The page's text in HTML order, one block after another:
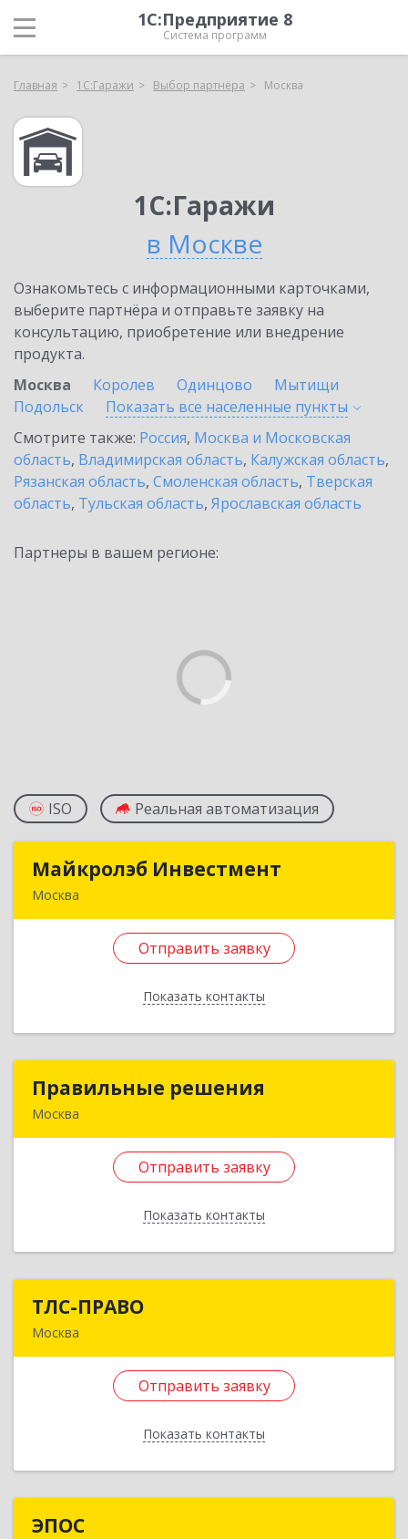
1С:Предприятие 8
Система программ
Главная 1С:Гаражи Выбор партнёра Москва
1С:Гаражи
в Москве
Ознакомьтесь с информационными карточками,
выберите партнёра и отправьте заявку на
консультацию, приобретение или внедрение
продукта.
Москва
Королев Одинцово
Мытищи
Подольск
Показать все населенные пункты
Смотрите также: Россия, Москва и Московская
область, Владимирская область, Калужская область,
Рязанская область, Смоленская область, Тверская
область, Тульская область, Ярославская область
Партнеры в вашем регионе:
ISO Реальная автоматизация
Майкролэб Инвестмент
Москва
Отправить заявку
Показать контакты
Майкролэб Инвестмент
6Г, строение 3, этаж 2, пом.2
Правильные решения
Москва
Отправить заявку
Показать контакты
Правильные решения
корпус 2, пом.109, ком.6
ТЛС-ПРАВО
Москва
Отправить заявку
Показать контакты
75, строение 21, этаж 5, пом. I, ком. 18, оф.501
ЭПОС